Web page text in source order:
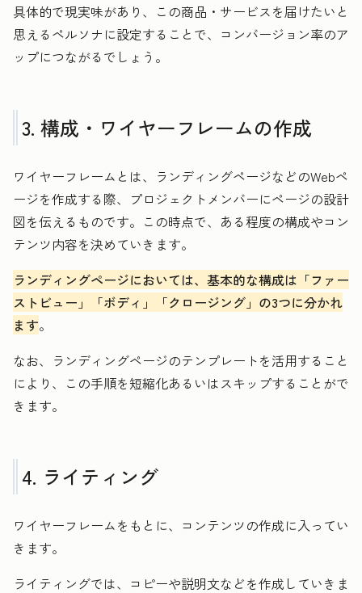
具体的で現実味があり、この商品・サービスを届けたいと
思えるペルソナに設定することで、コンバージョン率のア
ップにつながるでしょう。
3. 構成・ワイヤーフレームの作成
ワイヤーフレームとは、ランディングページなどのWebペ
ージを作成する際、プロジェクトメンバーにページの設計
図を伝えるものです。この時点で、ある程度の構成やコン
テンツ内容を決めていきます。
ランディングページにおいては、基本的な構成は「ファー
ストビュー」「ボディ」「クロージング」の3つに分かれ
ます。
なお、ランディングページのテンプレートを活用すること
により、この手順を短縮化あるいはスキップすることがで
きます。
4. ライティング
ワイヤーフレームをもとに、コンテンツの作成に入ってい
きます。
ライティングでは、コピーや説明文などを作成していきま